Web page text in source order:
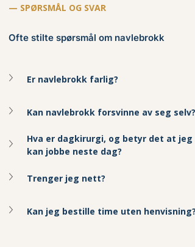
— SPØRSMÅL OG SVAR
Ofte stilte spørsmål om navlebrokk
Er navlebrokk farlig?
Kan navlebrokk forsvinne av seg selv?
Hva er dagkirurgi, og betyr det at jeg
kan jobbe neste dag?
Trenger jeg nett?
Kan jeg bestille time uten henvisning?